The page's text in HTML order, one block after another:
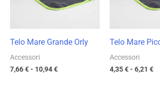
Telo Mare Grande Orly
Accessori
7,66€- 10,94€
Telo Mare
Accessori
4,35€- 6,21 €